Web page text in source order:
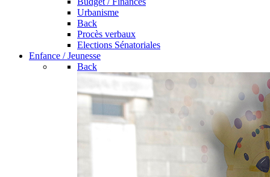
Urbanisme
Back
Procès verbaux
Elections Sénatoriales
Enfance / Jeunesse
Back